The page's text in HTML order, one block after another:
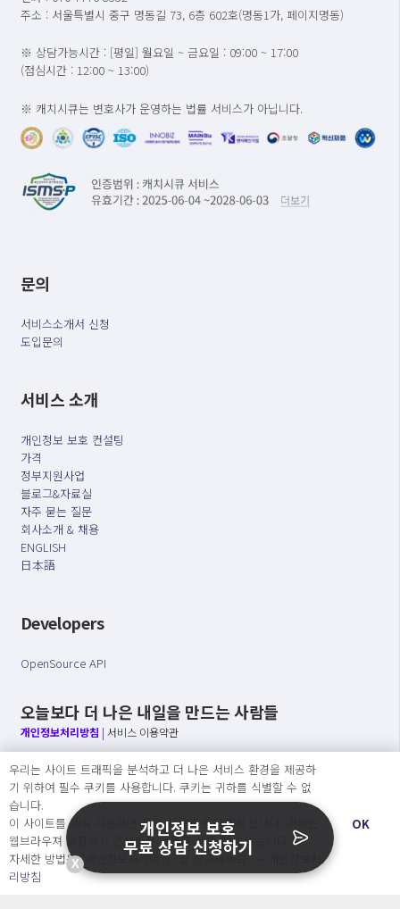
주소 : 서울특별시 중구 명동길 73, 6층 602호(명동1가, 페이지명동)
※ 상담가능시간 : [평일] 월요일 ~ 금요일 : 09:00 ~ 17:00
(점심시간 : 12:00 ~ 13:00)
※ 캐치시큐는 변호사가 운영하는 법률 서비스가 아닙니다.
문의
서비스소개서 신청
도입문의
서비스 소개
개인정보 보호 컨설팅
가격
정부지원사업
블로그&자료실
자주 묻는 질문
회사소개 & 채용
ENGLISH
日本語
Developers
OpenSource API
오늘보다 더 나은 내일을 만드는 사람들
개인정보처리방침 | 서비스 이용약관
○ 개인정보보호 컴플라이언스를 선도하겠습니다.
○ 정보주체의 권리를 보장하겠습니다.
○ 기업의 개인정보보호를 위한 효율적 관리를 보장하겠습니다.
Copyright Ⓒ
2026 O.NE PEOPLE Co., Ltd. All rights reserved.
우리는 사이트 트래픽을 분석하고 더 나은 서비스 환경을 제공하
기 위하여 필수 쿠키를 사용합니다. 쿠키는 귀하를 식별할 수 없
습니다.
이 사이트를 계속 사용하면 쿠키 사용에 동의하게 됩니다. 귀하는
웹브라우져 설정에서 언제든지 쿠키를 삭제 할 수있습니다.
자세한 방법은 “개인정보처리방침” 을 참고하세요. →
리방침
OK
X
개인정보 보호
무료 상담 신청하기